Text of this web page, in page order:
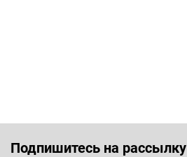
Подпишитесь на рассылку